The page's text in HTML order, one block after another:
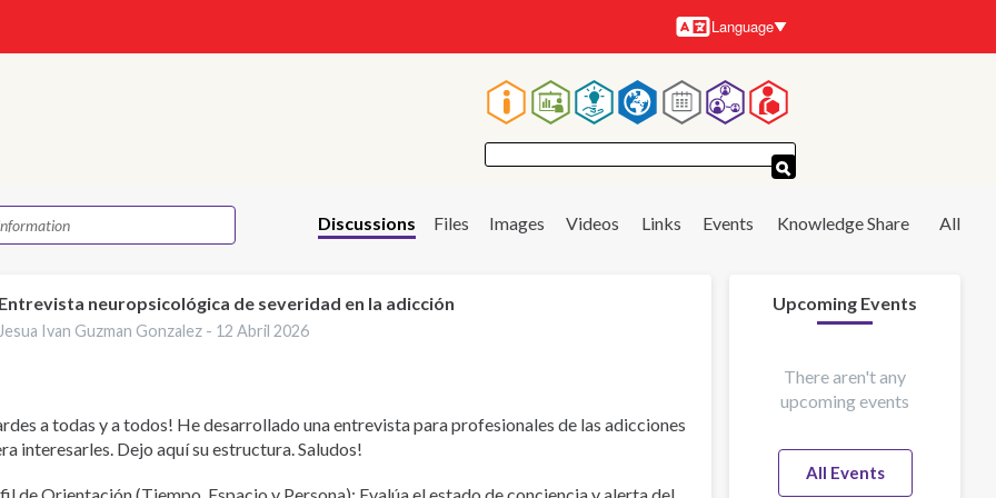
Languages
Language
Main
navigation
Discussions Files Images Videos Links Events Knowledge Share All
Entrevista neuropsicológica de severidad en la adicción
Jesua Ivan Guzman Gonzalez - 12 Abril 2026
a todas y a todos! He desarrollado una entrevista para profesionales de las adicciones
interesarles. Dejo aquí su estructura. Saludos!
Upcoming Events
There aren't any
upcoming events
All Events